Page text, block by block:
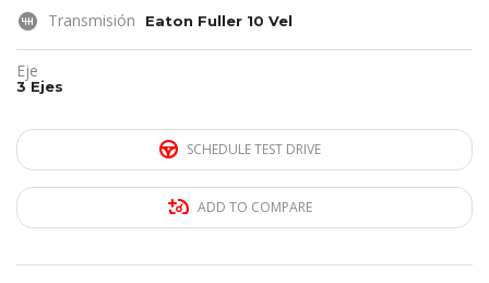
Transmisión Eaton Fuller 10 Vel
Eje
3 Ejes
SCHEDULE TEST DRIVE
ADD TO COMPARE